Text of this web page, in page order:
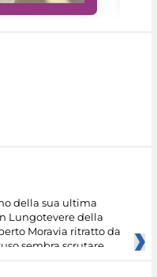
della sua ultima
Lungotevere della
Moravia ritratto da
sembra scrutare